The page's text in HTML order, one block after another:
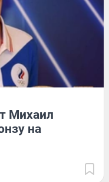
Михаил
на